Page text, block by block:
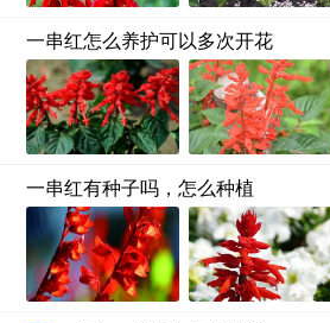
一串红怎么养护可以多次开花
一串红有种子吗，怎么种植